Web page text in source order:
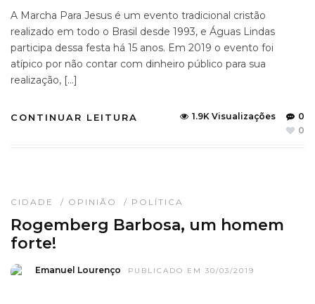
A Marcha Para Jesus é um evento tradicional cristão
realizado em todo o Brasil desde 1993, e Águas Lindas
participa dessa festa há 15 anos. Em 2019 o evento foi
atípico por não contar com dinheiro público para sua
realização, […]
CONTINUAR LEITURA 0
1.9K Visualizações
0
CIDADE / OPINIÃO / POLÍTICA
Rogemberg Barbosa, um homem
forte!
Emanuel Lourenço PUBLICADO EM 30/03/2019